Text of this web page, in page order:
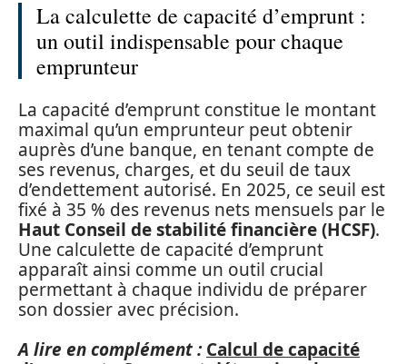
La calculette de capacité d’emprunt :
un outil indispensable pour chaque
emprunteur
La capacité d’emprunt constitue le montant
maximal qu’un emprunteur peut obtenir
auprès d’une banque, en tenant compte de
ses revenus, charges, et du seuil de taux
d’endettement autorisé. En 2025, ce seuil est
fixé à 35 % des revenus nets mensuels par le
Haut Conseil de stabilité financière (HCSF).
Une calculette de capacité d’emprunt
apparaît ainsi comme un outil crucial
permettant à chaque individu de préparer
son dossier avec précision.
A lire en complément : Calcul de capacité